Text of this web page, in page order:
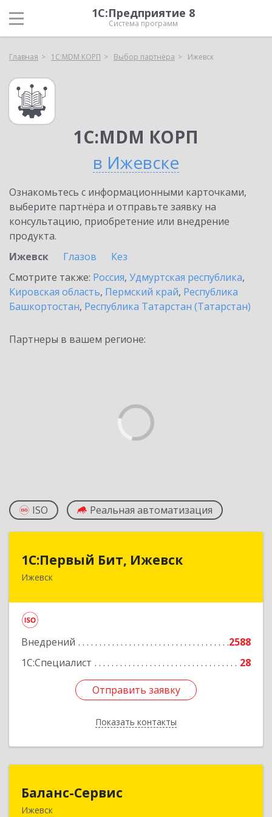
1С:Предприятие 8
Система программ
Главная 1С:MDM КОРП Выбор партнёра Ижевск
1С:MDM КОРП
в Ижевске
Ознакомьтесь с информационными карточками,
выберите партнёра и отправьте заявку на
консультацию, приобретение или внедрение
продукта.
Ижевск
Глазов
Кез
Смотрите также: Россия, Удмуртская республика,
Кировская область, Пермский край, Республика
Башкортостан, Республика Татарстан (Татарстан)
Партнеры в вашем регионе:
ISO Реальная автоматизация
1С:Первый Бит, Ижевск
Ижевск
Внедрений
2588
1С:Специалист
28
Отправить заявку
Показать контакты
1С:Первый Бит, Ижевск
Отправить заявку
Назад
Баланс-Сервис
Ижевск